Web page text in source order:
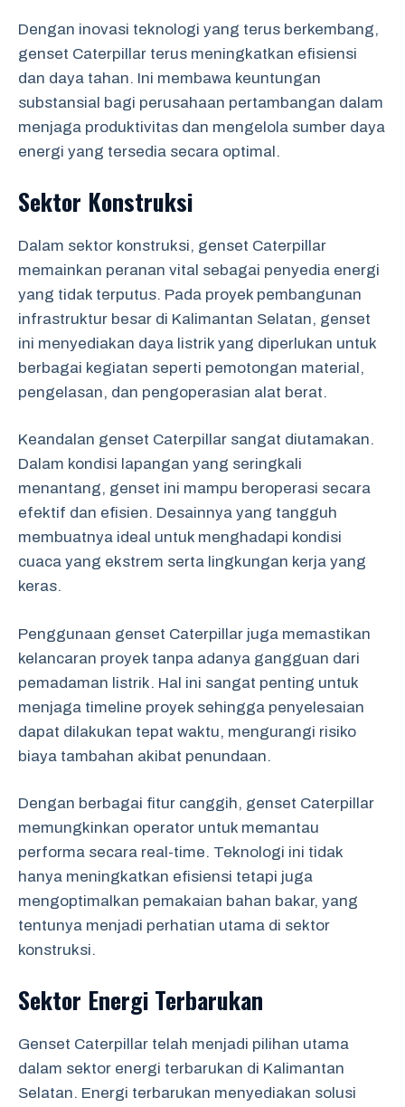
Dengan inovasi teknologi yang terus berkembang,
genset Caterpillar terus meningkatkan efisiensi
dan daya tahan. Ini membawa keuntungan
substansial bagi perusahaan pertambangan dalam
menjaga produktivitas dan mengelola sumber daya
energi yang tersedia secara optimal.
Sektor Konstruksi
Dalam sektor konstruksi, genset Caterpillar
memainkan peranan vital sebagai penyedia energi
yang tidak terputus. Pada proyek pembangunan
infrastruktur besar di Kalimantan Selatan, genset
ini menyediakan daya listrik yang diperlukan untuk
berbagai kegiatan seperti pemotongan material,
pengelasan, dan pengoperasian alat berat.
Keandalan genset Caterpillar sangat diutamakan.
Dalam kondisi lapangan yang seringkali
menantang, genset ini mampu beroperasi secara
efektif dan efisien. Desainnya yang tangguh
membuatnya ideal untuk menghadapi kondisi
cuaca yang ekstrem serta lingkungan kerja yang
keras.
Penggunaan genset Caterpillar juga memastikan
kelancaran proyek tanpa adanya gangguan dari
pemadaman listrik. Hal ini sangat penting untuk
menjaga timeline proyek sehingga penyelesaian
dapat dilakukan tepat waktu, mengurangi risiko
biaya tambahan akibat penundaan.
Dengan berbagai fitur canggih, genset Caterpillar
memungkinkan operator untuk memantau
performa secara real-time. Teknologi ini tidak
hanya meningkatkan efisiensi tetapi juga
mengoptimalkan pemakaian bahan bakar, yang
tentunya menjadi perhatian utama di sektor
konstruksi.
Sektor Energi Terbarukan
Genset Caterpillar telah menjadi pilihan utama
dalam sektor energi terbarukan di Kalimantan
Selatan. Energi terbarukan menyediakan solusi